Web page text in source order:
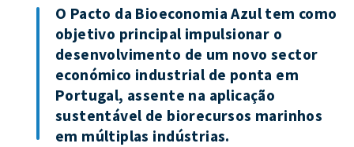
O Pacto da Bioeconomia Azul tem como
objetivo principal impulsionar o
desenvolvimento de um novo sector
económico industrial de ponta em
Portugal, assente na aplicação
sustentável de biorecursos marinhos
em múltiplas indústrias.